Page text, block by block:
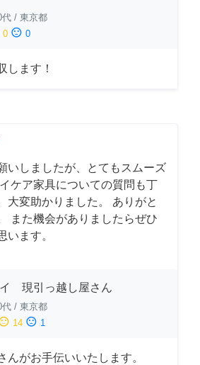
代 / 東京都
0 sentiment_dissatisfied 0
します！
いしましたが、とてもスムーズ
ケア家具についての質問も丁
大変助かりました。 ありがと
また機会がありましたらぜひ
います。
現引っ越し屋さん
代 / 東京都
14 sentiment_dissatisfied 1
んがお手伝いいたします。